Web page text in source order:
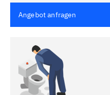
Angebot anfragen